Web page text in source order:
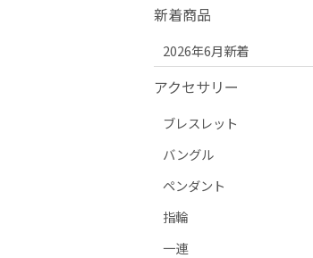
新着商品
2026年6月新着
アクセサリー
ブレスレット
バングル
ペンダント
指輪
一連